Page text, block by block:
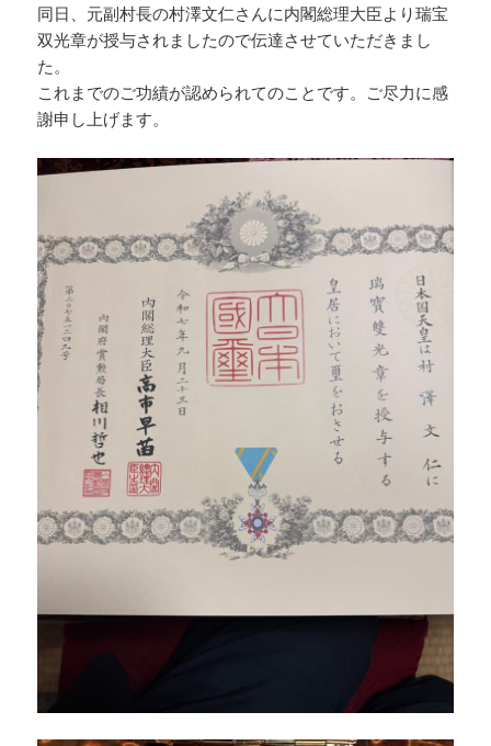
同日、元副村長の村澤文仁さんに内閣総理大臣より瑞宝
双光章が授与されましたので伝達させていただきまし
た。
これまでのご功績が認められてのことです。ご尽力に感
謝申し上げます。